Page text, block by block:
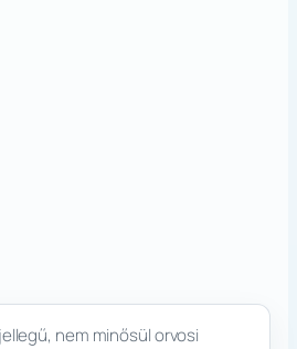
nem minősül orvosi